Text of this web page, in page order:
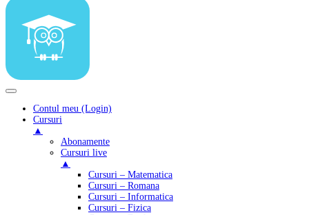
Contul meu (Login)
Cursuri
▲
Abonamente
Cursuri live
▲
Cursuri – Matematica
Cursuri – Romana
Cursuri – Informatica
Cursuri – Fizica